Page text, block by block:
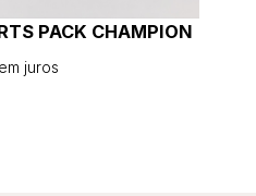
PACK CHAMPION
juros